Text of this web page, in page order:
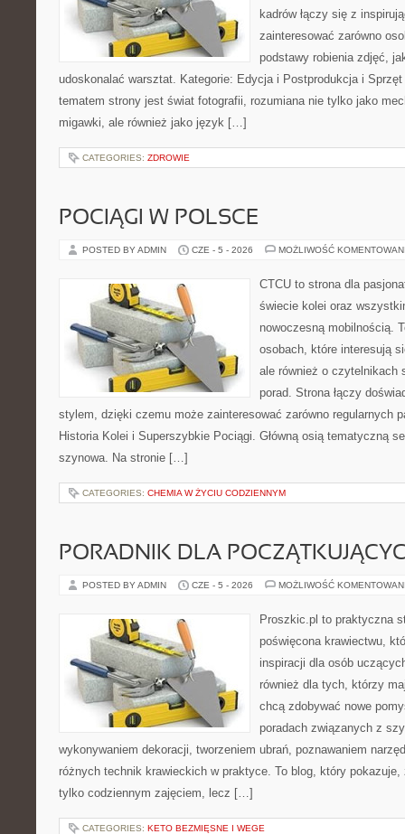
kadrów łączy się z
zainteresować zarówno
podstawy robienia zdjęć,
udoskonalać warsztat. Kategorie: Edycja i Postprodukcja i Sprzęt
tematem strony jest świat fotografii, rozumiana nie tylko jako
migawki, ale również jako język […]
CATEGORIES: ZDROWIE
POCIĄGI W POLSCE
POSTED BY ADMIN CZE - 5 - 2026 MOŻLIWOŚĆ
CTCU to strona dla
świecie kolei oraz
nowoczesną mobilnością.
osobach, które interesują
ale również o czytelnikach
porad. Strona łączy
stylem, dzięki czemu może zainteresować zarówno regularnych
Historia Kolei i Superszybkie Pociągi. Główną osią tematyczną
szynowa. Na stronie […]
CATEGORIES: CHEMIA W ŻYCIU CODZIENNYM
PORADNIK DLA
POSTED BY ADMIN CZE - 5 - 2026 MOŻLIWOŚĆ
Proszkic.pl to praktyczna
poświęcona krawiectwu,
inspiracji dla osób
również dla tych, którzy
chcą zdobywać nowe
poradach związanych z
wykonywaniem dekoracji, tworzeniem ubrań, poznawaniem
różnych technik krawieckich w praktyce. To blog, który
tylko codziennym zajęciem, lecz […]
CATEGORIES: KETO BEZMIĘSNE I WEGE